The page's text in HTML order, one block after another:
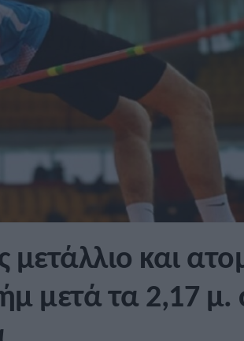
και
μετά τα 2,17 μ.